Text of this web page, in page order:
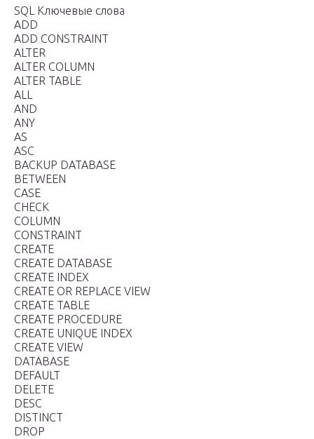
SQL Ключевые слова
ADD
ADD CONSTRAINT
ALTER
ALTER COLUMN
ALTER TABLE
ALL
AND
ANY
AS
ASC
BACKUP DATABASE
BETWEEN
CASE
CHECK
COLUMN
CONSTRAINT
CREATE
CREATE DATABASE
CREATE INDEX
CREATE OR REPLACE VIEW
CREATE TABLE
CREATE PROCEDURE
CREATE UNIQUE INDEX
CREATE VIEW
DATABASE
DEFAULT
DELETE
DESC
DISTINCT
DROP